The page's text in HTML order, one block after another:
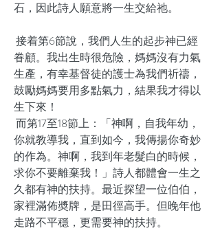
石，因此詩人願意將一生交給祂。
接着第6節說，我們人生的起步神已經
眷顧。我出生時很危險，媽媽沒有力氣
生產，有幸基督徒的護士為我們祈禱，
鼓勵媽媽要用多點氣力，結果我才得以
生下來！
而第17至18節上：「神啊，自我年幼，
你就教導我，直到如今，我傳揚你奇妙
的作為。神啊，我到年老髮白的時候，
求你不要離棄我！」詩人都體會一生之
久都有神的扶持。最近探望一位伯伯，
家裡滿佈奬牌，是田徑高手。但晚年他
走路不平穩，更需要神的扶持。